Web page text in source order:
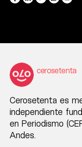
cerosetenta
Cerosetenta es
independiente
en Periodismo
Andes.